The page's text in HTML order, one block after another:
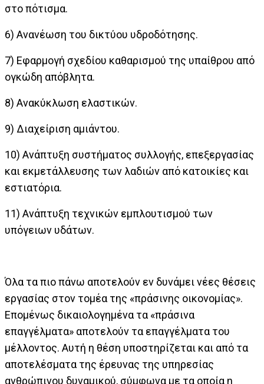
στο πότισμα.
6) Ανανέωση του δικτύου υδροδότησης.
7) Εφαρμογή σχεδίου καθαρισμού της υπαίθρου από
ογκώδη απόβλητα.
8) Ανακύκλωση ελαστικών.
9) Διαχείριση αμιάντου.
10) Ανάπτυξη συστήματος συλλογής, επεξεργασίας
και εκμετάλλευσης των λαδιών από κατοικίες και
εστιατόρια.
11) Ανάπτυξη τεχνικών εμπλουτισμού των
υπόγειων υδάτων.
Όλα τα πιο πάνω αποτελούν εν δυνάμει νέες θέσεις
εργασίας στον τομέα της «πράσινης οικονομίας».
Επομένως δικαιολογημένα τα «πράσινα
επαγγέλματα» αποτελούν τα επαγγέλματα του
μέλλοντος. Αυτή η θέση υποστηρίζεται και από τα
αποτελέσματα της έρευνας της υπηρεσίας
ανθρώπινου δυναμικού, σύμφωνα με τα οποία η